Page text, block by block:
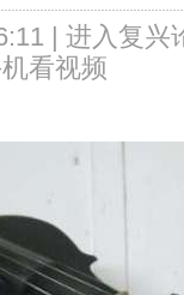
| 进入复兴
看视频